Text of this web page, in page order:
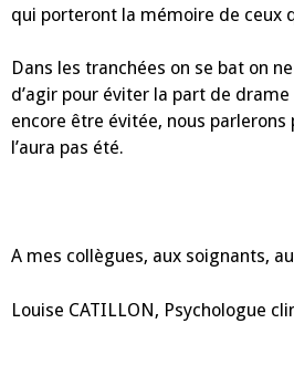
qui porteront la mémoire de ceux
Dans les tranchées on se bat on
d’agir pour éviter la part de
encore être évitée, nous
l’aura pas été.
A mes collègues, aux soignants,
Louise CATILLON, Psychologue